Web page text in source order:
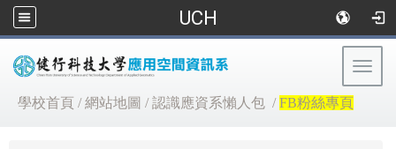
UCH
學校首頁 /網站地圖 /認識應資系懶人包 /FB粉絲專頁